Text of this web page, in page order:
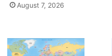
August 7, 2026